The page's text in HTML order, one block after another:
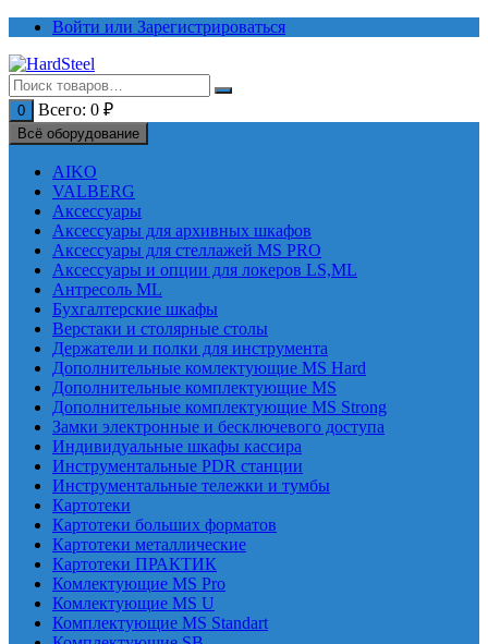
Перейти
содержимому
Войти или Зарегистрироваться
0 Всего: 0 ₽
Всё оборудование
AIKO
VALBERG
Аксессуары
Аксессуары для архивных шкафов
Аксессуары для стеллажей MS PRO
Аксессуары и опции для локеров LS,ML
Антресоль ML
Бухгалтерские шкафы
Верстаки и столярные столы
Держатели и полки для инструмента
Дополнительные комлектующие MS Hard
Дополнительные комплектующие MS
Дополнительные комплектующие MS Strong
Замки электронные и бесключевого доступа
Индивидуальные шкафы кассира
Инструментальные PDR станции
Инструментальные тележки и тумбы
Картотеки
Картотеки больших форматов
Картотеки металлические
Картотеки ПРАКТИК
Комлектующие MS Pro
Комлектующие MS U
Комплектующие MS Standart